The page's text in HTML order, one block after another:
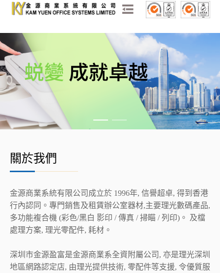
關於我們
金源商業系統有限公司成立於 1996年, 信譽超卓, 得到香港
行內認同。專門銷售及租賃辦公室器材,主要理光數碼產品,
多功能複合機 (彩色/黑白 影印 / 傳真 / 掃瞄 / 列印)。 及檔
處理方案, 理光零配件, 耗材。
深圳市金源盈富是金源商業系全資附屬公司, 亦是理光深圳
地區網路認定店, 由理光提供技術, 零配件等支援, 令優質服